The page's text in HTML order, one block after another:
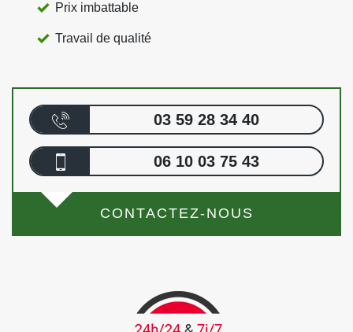
Prix imbattable
Travail de qualité
03 59 28 34 40
06 10 03 75 43
CONTACTEZ-NOUS